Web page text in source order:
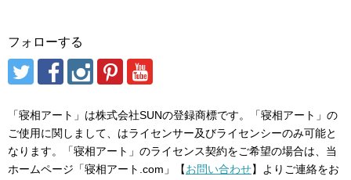
フォローする
「寝相アート」は株式会社SUNの登録商標です。「寝相アート」の
ご使用に関しまして、はライセンサー及びライセンシーのみ可能と
なります。「寝相アート」のライセンス契約をご希望の場合は、当
ホームページ「寝相アート.com」【お問い合わせ】よりご連絡をお